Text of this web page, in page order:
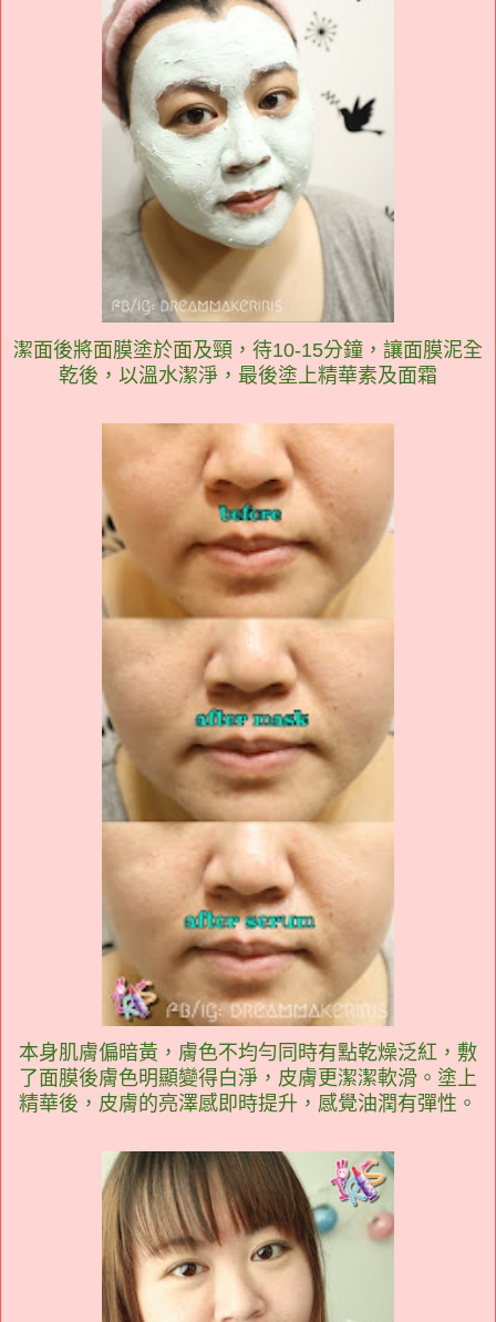
潔面後將面膜塗於面及頸，待10-15分鐘，讓面膜泥全
乾後，以溫水潔淨，最後塗上精華素及面霜
本身肌膚偏暗黃，膚色不均勻同時有點乾燥泛紅，敷
了面膜後膚色明顯變得白淨，皮膚更潔潔軟滑。塗上
精華後，皮膚的亮澤感即時提升，感覺油潤有彈性。